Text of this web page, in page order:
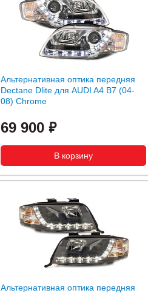
Альтернативная оптика передняя
Dectane Dlite для AUDI A4 B7 (04-
08) Chrome
69 900
Альтернативная оптика передняя